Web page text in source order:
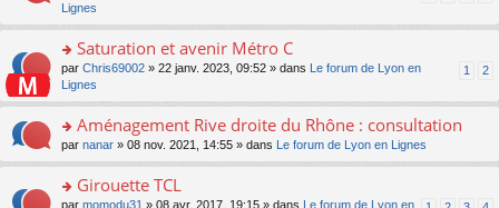
ré
e
nt
pl
u
ré
e
nt
e
n
o
lu
u
s
ré
e
s
g
e
n
o
n
le
u
s
le
m
e
s
s
e
n
o
n
s
er
le
m
e
s
s
e
Lignes
o
s
er
le
m
e
s
Saturation et avenir Métro C
1 2
par Chris69002 » 22 janv. 2023, 09:52 » dans
Le forum de Lyon en
Lignes
o
n
ult
Aménagement Rive droite du Rhône : consultation
par nanar » 08 nov. 2021, 14:55 » dans Le forum de Lyon en Lignes
o
Girouette TCL
par momodu31 » 08 avr. 2017, 19:15 » dans
Le forum de Lyon en